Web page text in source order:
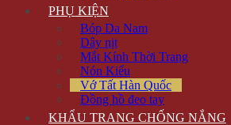
PHỤ KIỆN
Bóp Da Nam
Dây nịt
Mắt Kính Thời Trang
Nón Kiểu
Vớ Tất Hàn Quốc
Đồng hồ đeo tay
KHẨU TRANG CHỐNG NẮNG